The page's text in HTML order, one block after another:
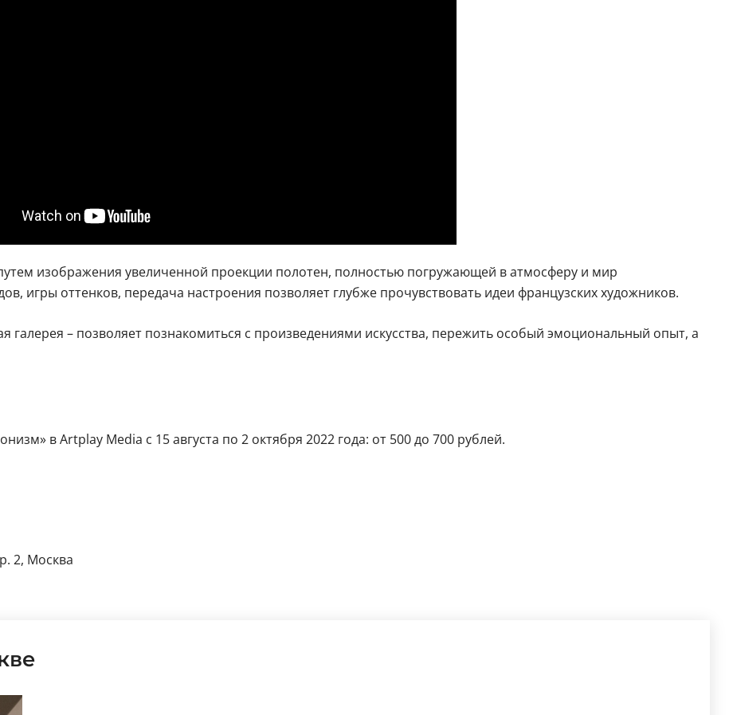
изображения увеличенной проекции полотен, полностью погружающей в атмосферу и мир
игры оттенков, передача настроения позволяет глубже прочувствовать идеи французских художников.
галерея – позволяет познакомиться с произведениями искусства, пережить особый эмоциональный опыт, а
в Artplay Media с 15 августа по 2 октября 2022 года: от 500 до 700 рублей.
2, Москва